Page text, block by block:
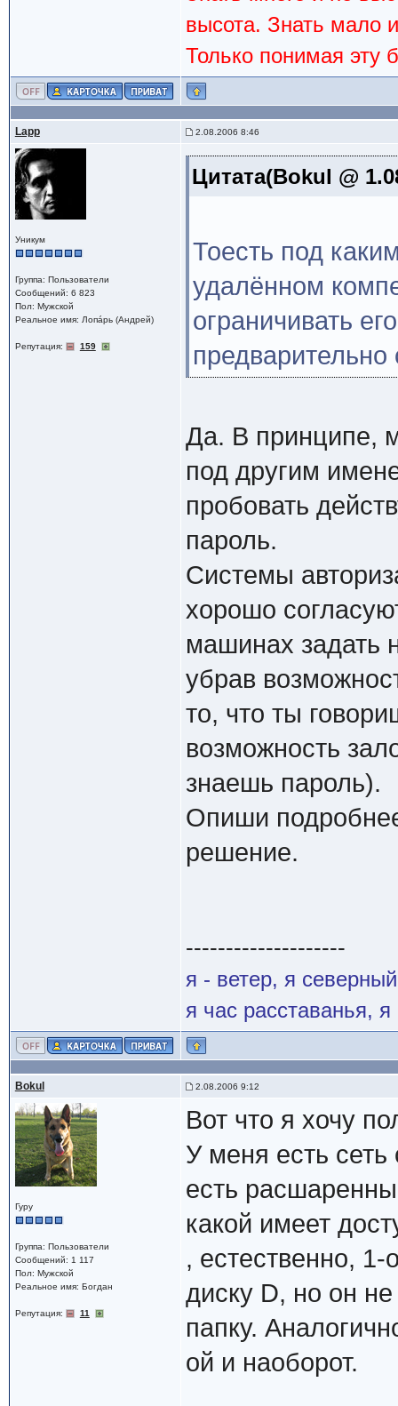
высота. Знать мало
Только понимая эту
Lapp 2.08.2006 8:46
Уникум
Группа: Пользователи
Сообщений: 6 823
Пол: Мужской
Реальное имя: Лопáрь (Андрей)
Репутация: 159
Цитата(Bokul @
Тоесть под
удалённом
ограничивать
предварительно
Да. В принципе,
под другим
пробовать
пароль.
Системы
хорошо
машинах задать
убрав
то, что ты
возможность
знаешь пароль).
Опиши
решение.
--------------------
я - ветер, я
я час расставанья,
Bokul 2.08.2006 9:12
Гуру
Группа: Пользователи
Сообщений: 1 117
Пол: Мужской
Реальное имя: Богдан
Репутация: 11
Вот что я хочу
У меня есть
есть
какой имеет
, естественно,
диску D, но он
папку.
ой и наоборот.